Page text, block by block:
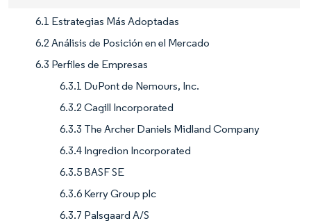
6.1 Estrategias Más Adoptadas
6.2 Análisis de Posición en el Mercado
6.3 Perfiles de Empresas
6.3.1 DuPont de Nemours, Inc.
6.3.2 Cagill Incorporated
6.3.3 The Archer Daniels Midland Company
6.3.4 Ingredion Incorporated
6.3.5 BASF SE
6.3.6 Kerry Group plc
6.3.7 Palsgaard A/S